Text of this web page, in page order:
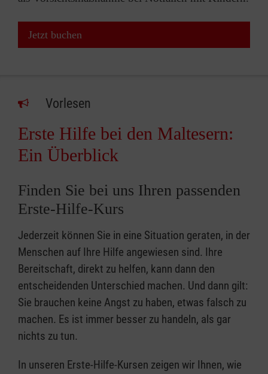
Jetzt buchen
Vorlesen
Erste Hilfe bei den Maltesern:
Ein Überblick
Finden Sie bei uns Ihren passenden
Erste-Hilfe-Kurs
Jederzeit können Sie in eine Situation geraten, in der
Menschen auf Ihre Hilfe angewiesen sind. Ihre
Bereitschaft, direkt zu helfen, kann dann den
entscheidenden Unterschied machen. Und dann gilt:
Sie brauchen keine Angst zu haben, etwas falsch zu
machen. Es ist immer besser zu handeln, als gar
nichts zu tun.
In unseren Erste-Hilfe-Kursen zeigen wir Ihnen, wie